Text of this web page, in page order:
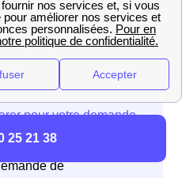
déposer un dossier de
gestionnaire de réseau,
de
25 21 38